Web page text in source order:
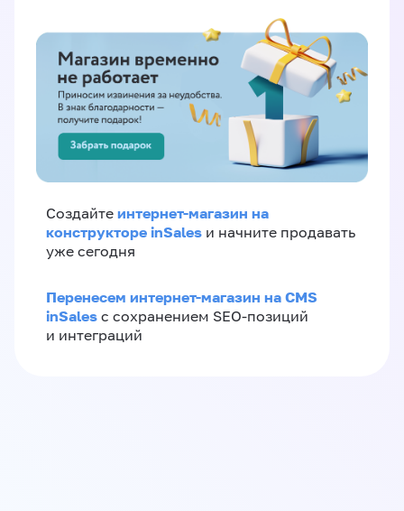
Создайте интернет-магазин на
конструкторе inSales и начните продавать
уже сегодня
Перенесем интернет-магазин на CMS
inSales с сохранением SEO-позиций
и интеграций